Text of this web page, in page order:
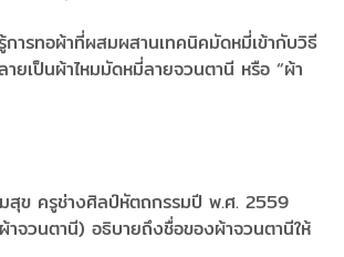
ารทอผ้าที่ผสมผสานเทคนิคมัดหมี่เข้ากับวิธี
ยเป็นผ้าไหมมัดหมี่ลายจวนตานี หรือ “ผ้า
สุข ครูช่างศิลป์หัตถกรรมปี พ.ศ. 2559
าจวนตานี) อธิบายถึงชื่อของผ้าจวนตานีให้